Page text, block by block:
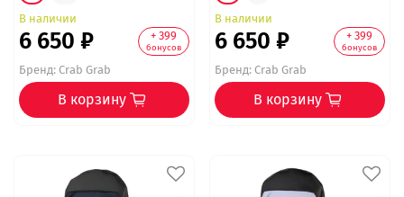
В наличии
6 650 ₽ + 399
бонусов
Бренд:Crab Grab
В корзину
В наличии
6 650 ₽ + 399
бонусов
Бренд:Crab Grab
В корзину